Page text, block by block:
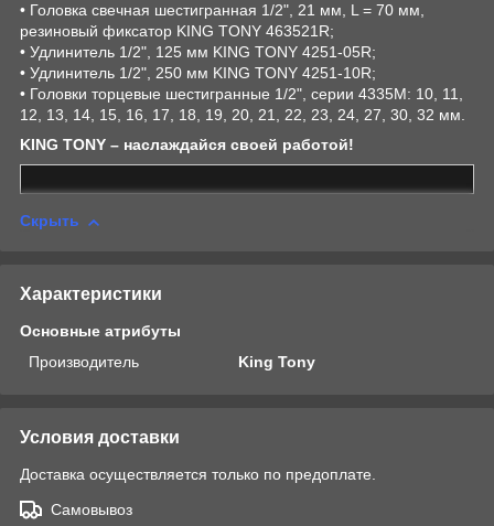
• Головка свечная шестигранная 1/2", 21 мм, L = 70 мм,
резиновый фиксатор KING TONY 463521R;
• Удлинитель 1/2", 125 мм KING TONY 4251-05R;
• Удлинитель 1/2", 250 мм KING TONY 4251-10R;
• Головки торцевые шестигранные 1/2", серии 4335M: 10, 11,
12, 13, 14, 15, 16, 17, 18, 19, 20, 21, 22, 23, 24, 27, 30, 32 мм.
KING TONY – наслаждайся своей работой!
Скрыть
Характеристики
Основные атрибуты
Производитель
King Tony
Условия доставки
Доставка осуществляется только по предоплате.
Самовывоз